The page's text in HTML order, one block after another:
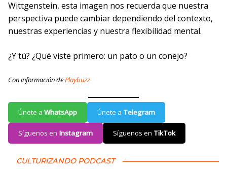
Wittgenstein, esta imagen nos recuerda que nuestra
perspectiva puede cambiar dependiendo del contexto,
nuestras experiencias y nuestra flexibilidad mental.
¿Y tú? ¿Qué viste primero: un pato o un conejo?
Con información dePlaybuzz
Únete a WhatsApp Únete a Telegram
Síguenos en Instagram Síguenos en TikTok
CULTURIZANDO PODCAST